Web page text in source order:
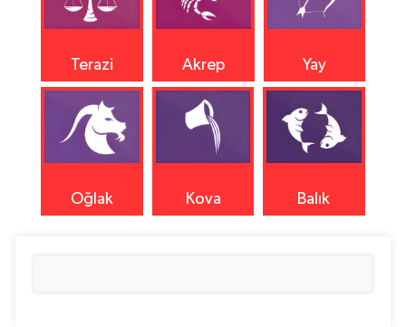
Terazi Akrep Yay
Oğlak Kova Balık